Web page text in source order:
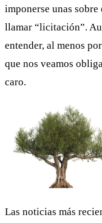
imponerse unas
llamar “licitación”.
entender, al menos
que nos veamos
caro.
Las noticias más